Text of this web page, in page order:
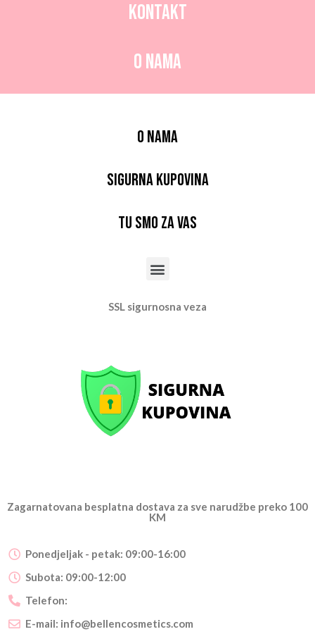
Kontakt
O nama
O nama
Sigurna kupovina
Tu smo za vas
SSL sigurnosna veza
Zagarnatovana besplatna dostava za sve narudžbe preko 100
KM
Ponedjeljak - petak: 09:00-16:00
Subota: 09:00-12:00
Telefon:
E-mail: info@bellencosmetics.com